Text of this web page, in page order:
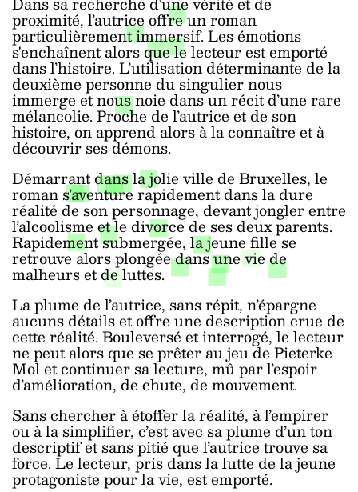
proximité, l’autrice offre un roman
particulièrement immersif. Les émotions
s'enchaînent alors que le lecteur est emporté
dans l’histoire. L’utilisation déterminante de la
deuxième personne du singulier nous
immerge et nous noie dans un récit d’une rare
mélancolie. Proche de l’autrice et de son
histoire, on apprend alors à la connaître et à
découvrir ses démons.
Démarrant dans la jolie ville de Bruxelles, le
roman s’aventure rapidement dans la dure
réalité de son personnage, devant jongler entre
l’alcoolisme et le divorce de ses deux parents.
Rapidement submergée, la jeune fille se
retrouve alors plongée dans une vie de
malheurs et de luttes.
La plume de l’autrice, sans répit, n’épargne
aucuns détails et offre une description crue de
cette réalité. Bouleversé et interrogé, le lecteur
ne peut alors que se prêter au jeu de Pieterke
Mol et continuer sa lecture, mû par l’espoir
d’amélioration, de chute, de mouvement.
Sans chercher à étoffer la réalité, à l’empirer
ou à la simplifier, c’est avec sa plume d’un ton
descriptif et sans pitié que l’autrice trouve sa
force. Le lecteur, pris dans la lutte de la jeune
protagoniste pour la vie, est emporté.